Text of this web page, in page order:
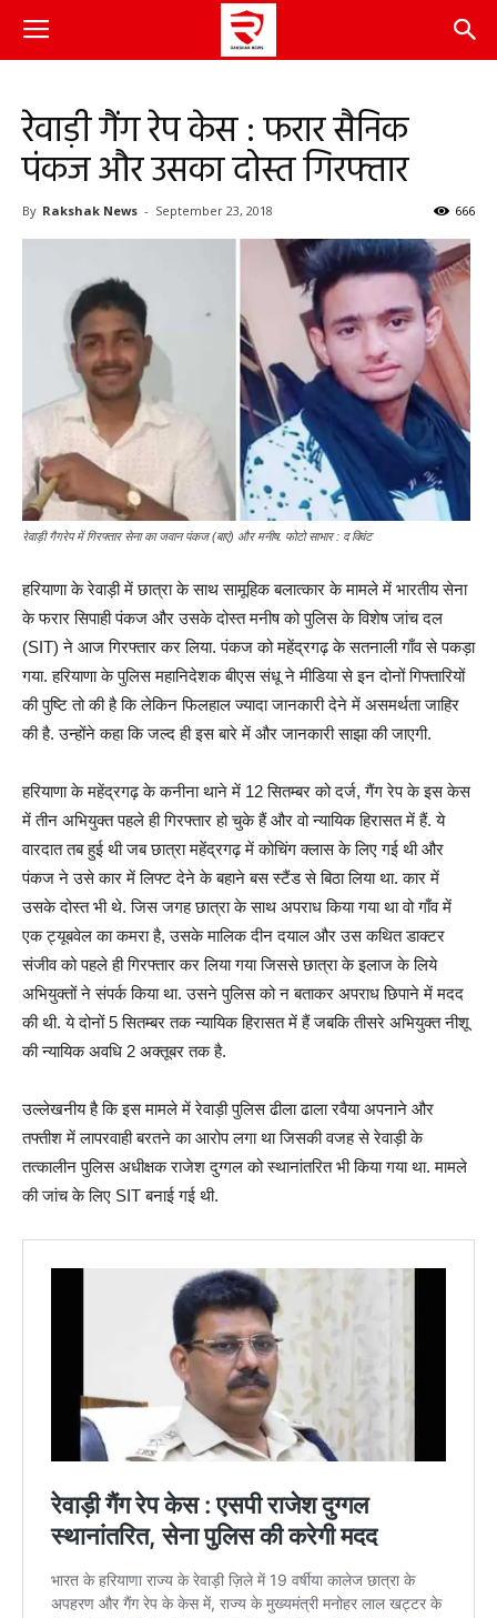
रेवाड़ी गैंग रेप केस : फरार सैनिक
पंकज और उसका दोस्त गिरफ्तार
By Rakshak News - September 23, 2018 666
रेवाड़ी गैगरेप में गिरफ्तार सेना का जवान पंकज (बाएं) और मनीष. फोटो साभार : द क्विंट
हरियाणा के रेवाड़ी में छात्रा के साथ सामूहिक बलात्कार के मामले में भारतीय सेना
के फरार सिपाही पंकज और उसके दोस्त मनीष को पुलिस के विशेष जांच दल
(SIT) ने आज गिरफ्तार कर लिया. पंकज को महेंद्रगढ़ के सतनाली गाँव से पकड़ा
गया. हरियाणा के पुलिस महानिदेशक बीएस संधू ने मीडिया से इन दोनों गिफ्तारियों
की पुष्टि तो की है कि लेकिन फिलहाल ज्यादा जानकारी देने में असमर्थता जाहिर
की है. उन्होंने कहा कि जल्द ही इस बारे में और जानकारी साझा की जाएगी.
हरियाणा के महेंद्रगढ़ के कनीना थाने में 12 सितम्बर को दर्ज, गैंग रेप के इस केस
में तीन अभियुक्त पहले ही गिरफ्तार हो चुके हैं और वो न्यायिक हिरासत में हैं. ये
वारदात तब हुई थी जब छात्रा महेंद्रगढ़ में कोचिंग क्लास के लिए गई थी और
पंकज ने उसे कार में लिफ्ट देने के बहाने बस स्टैंड से बिठा लिया था. कार में
उसके दोस्त भी थे. जिस जगह छात्रा के साथ अपराध किया गया था वो गाँव में
एक ट्यूबवेल का कमरा है, उसके मालिक दीन दयाल और उस कथित डाक्टर
संजीव को पहले ही गिरफ्तार कर लिया गया जिससे छात्रा के इलाज के लिये
अभियुक्तों ने संपर्क किया था. उसने पुलिस को न बताकर अपराध छिपाने में मदद
की थी. ये दोनों 5 सितम्बर तक न्यायिक हिरासत में हैं जबकि तीसरे अभियुक्त नीशू
की न्यायिक अवधि 2 अक्तूबर तक है.
उल्लेखनीय है कि इस मामले में रेवाड़ी पुलिस ढीला ढाला रवैया अपनाने और
तफ्तीश में लापरवाही बरतने का आरोप लगा था जिसकी वजह से रेवाड़ी के
तत्कालीन पुलिस अधीक्षक राजेश दुग्गल को स्थानांतरित भी किया गया था. मामले
की जांच के लिए SIT बनाई गई थी.